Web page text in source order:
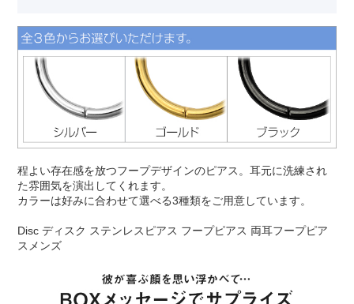
程よい存在感を放つフープデザインのピアス。耳元に洗練され
た雰囲気を演出してくれます。
カラーは好みに合わせて選べる3種類をご用意しています。
Disc ディスク ステンレスピアス フープピアス 両耳フープピア
スメンズ